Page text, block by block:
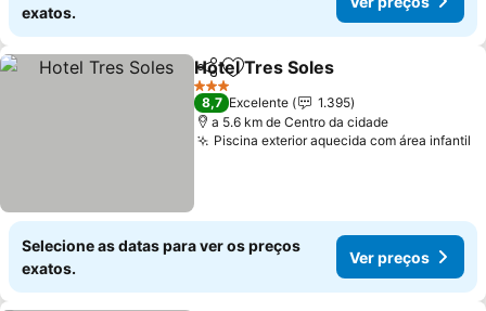
exatos.
PartilharAdicionar aos favoritos
Hotel Tres Soles
3 Estrelas
8,7 Excelente
1.395
a 5.6 km de Centro da cidade
Piscina exterior aquecida com área infantil
Selecione as datas para ver os preços
exatos.
Ver preços